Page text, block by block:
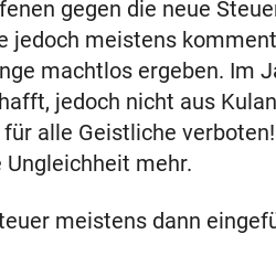
gegen die neue
jedoch meistens
machtlos ergeben. Im
jedoch nicht aus
alle Geistliche
mehr.
meistens dann